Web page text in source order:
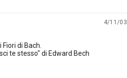
4/11/03
di Bach.
te stesso" di Edward Bech